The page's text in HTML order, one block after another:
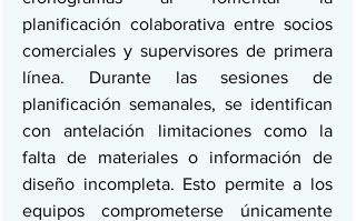
planificación colaborativa entre socios
comerciales y supervisores de primera
línea. Durante las sesiones de
planificación semanales, se identifican
con antelación limitaciones como la
falta de materiales o información de
diseño incompleta. Esto permite a los
equipos comprometerse únicamente